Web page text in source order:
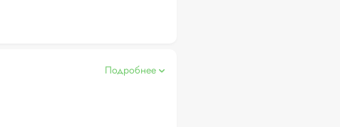
Подробнее